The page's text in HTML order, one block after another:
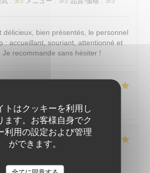
トはクッキーを利用し
ます。お客様自身でク
利用の設定および管理
ができます。
délicieux, bien présentés, le personnel
: accueillant, souriant, attentionné et
recommande sans hésiter !
: 5/5 メニュー: 5/5 品質-価格